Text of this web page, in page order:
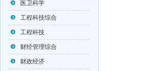
医卫科学
工程科技综合
工程科技
财经管理综合
财政经济